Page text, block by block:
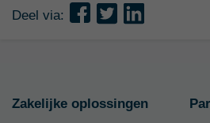
Deel via:
Zakelijke oplossingen